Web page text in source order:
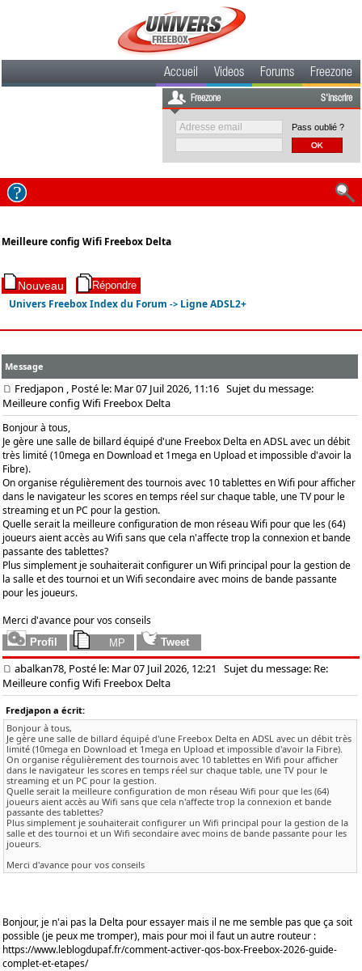
Accueil Videos Forums Freezone
Freezone S'inscrire
Pass oublié ?
Meilleure config Wifi Freebox Delta
Univers Freebox Index du Forum -> Ligne ADSL2+
Message
Fredjapon , Posté le: Mar 07 Juil 2026, 11:16 Sujet du message:
Meilleure config Wifi Freebox Delta
Bonjour à tous,
Je gère une salle de billard équipé d'une Freebox Delta en ADSL avec un débit
très limité (10mega en Download et 1mega en Upload et impossible d'avoir la
Fibre).
On organise régulièrement des tournois avec 10 tablettes en Wifi pour afficher
dans le navigateur les scores en temps réel sur chaque table, une TV pour le
streaming et un PC pour la gestion.
Quelle serait la meilleure configuration de mon réseau Wifi pour que les (64)
joueurs aient accès au Wifi sans que cela n'affecte trop la connexion et bande
passante des tablettes?
Plus simplement je souhaiterait configurer un Wifi principal pour la gestion de
la salle et des tournoi et un Wifi secondaire avec moins de bande passante
pour les joueurs.
Merci d'avance pour vos conseils
abalkan78, Posté le: Mar 07 Juil 2026, 12:21
Sujet du message: Re:
Meilleure config Wifi Freebox Delta
Fredjapon a écrit:
Bonjour à tous,
Je gère une salle de billard équipé d'une Freebox Delta en ADSL avec un débit très
limité (10mega en Download et 1mega en Upload et impossible d'avoir la Fibre).
On organise régulièrement des tournois avec 10 tablettes en Wifi pour afficher
dans le navigateur les scores en temps réel sur chaque table, une TV pour le
streaming et un PC pour la gestion.
Quelle serait la meilleure configuration de mon réseau Wifi pour que les (64)
joueurs aient accès au Wifi sans que cela n'affecte trop la connexion et bande
passante des tablettes?
Plus simplement je souhaiterait configurer un Wifi principal pour la gestion de la
salle et des tournoi et un Wifi secondaire avec moins de bande passante pour les
joueurs.
Merci d'avance pour vos conseils
Bonjour, je n'ai pas la Delta pour essayer mais il ne me semble pas que ça soit
possible (je peux me tromper), mais pour moi il faut un autre routeur :
https://www.leblogdupaf.fr/comment-activer-qos-box-Freebox-2026-guide-
complet-et-etapes/